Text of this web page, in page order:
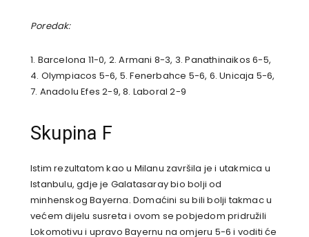
Poredak:
1. Barcelona 11-0, 2. Armani 8-3, 3. Panathinaikos 6-5,
4. Olympiacos 5-6, 5. Fenerbahce 5-6, 6. Unicaja 5-6,
7. Anadolu Efes 2-9, 8. Laboral 2-9
Skupina F
Istim rezultatom kao u Milanu završila je i utakmica u
Istanbulu, gdje je Galatasaray bio bolji od
minhenskog Bayerna. Domaćini su bili bolji takmac u
većem dijelu susreta i ovom se pobjedom pridružili
Lokomotivu i upravo Bayernu na omjeru 5-6 i voditi će